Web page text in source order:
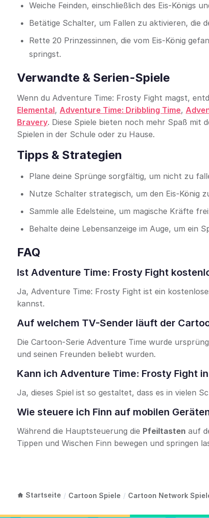
Weiche Feinden, einschließlich des Eis-Königs
Betätige Schalter, um Fallen zu aktivieren, die
Rette 20 Prinzessinnen, die vom Eis-König
springst.
Verwandte & Serien-Spiele
Wenn du Adventure Time: Frosty Fight magst,
Elemental, Adventure Time: Dribbling Time,
Bravery. Diese Spiele bieten noch mehr Spaß mit
Spielen in der Schule oder zu Hause.
Tipps & Strategien
Plane deine Sprünge sorgfältig, um nicht zu
Nutze Schalter strategisch, um den Eis-König
Sammle alle Edelsteine, um magische Kräfte
Behalte deine Lebensanzeige im Auge, um ein
FAQ
Ist Adventure Time: Frosty Fight
Ja, Adventure Time: Frosty Fight ist ein
kannst.
Auf welchem TV-Sender läuft der
Die Cartoon-Serie Adventure Time wurde
und seinen Freunden beliebt wurden.
Kann ich Adventure Time: Frosty Fight
Ja, dieses Spiel ist so gestaltet, dass es in vielen
Wie steuere ich Finn auf mobilen
Während die Hauptsteuerung die Pfeiltasten auf
Tippen und Wischen Finn bewegen und springen
Startseite / Cartoon Spiele / Cartoon Network